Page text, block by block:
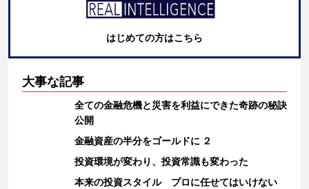
はじめての方はこちら
大事な記事
全ての金融危機と災害を利益にできた奇跡の秘訣
公開
金融資産の半分をゴールドに ２
投資環境が変わり、投資常識も変わった
本来の投資スタイル プロに任せてはいけない